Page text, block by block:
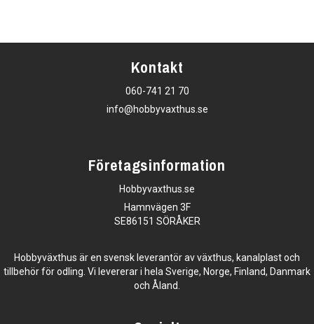
Kontakt
060-741 21 70
info@hobbyvaxthus.se
Företagsinformation
Hobbyvaxthus.se
Hamnvägen 3F
SE86151 SÖRÅKER
Hobbyväxthus är en svensk leverantör av växthus, kanalplast och
tillbehör för odling. Vi levererar i hela Sverige, Norge, Finland, Danmark
och Åland.